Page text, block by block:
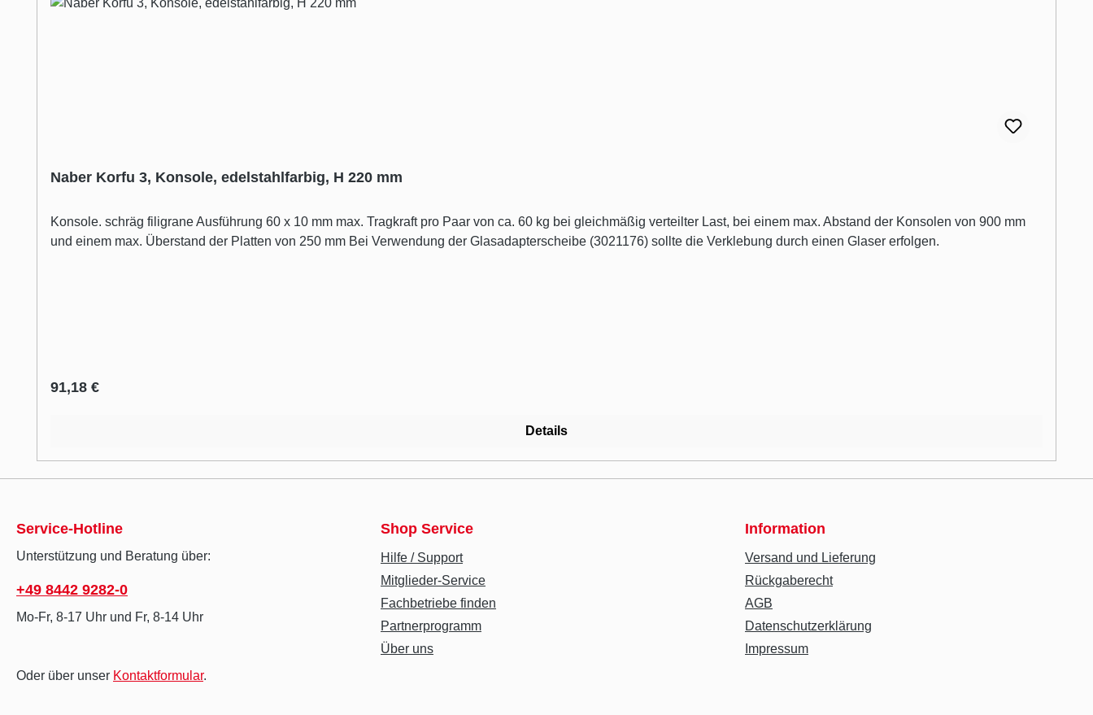
Naber Korfu 3, Konsole, edelstahlfarbig, H 220 mm
Konsole. schräg filigrane Ausführung 60 x 10 mm max. Tragkraft pro Paar von ca. 60 kg bei gleichmäßig verteilter Last, bei einem max. Abstand der Konsolen von 900 mm
und einem max. Überstand der Platten von 250 mm Bei Verwendung der Glasadapterscheibe (3021176) sollte die Verklebung durch einen Glaser erfolgen.
Regulärer Preis:
91,18 €
Details
Service-Hotline
Unterstützung und Beratung über:
+49 8442 9282-0
Mo-Fr, 8-17 Uhr und Fr, 8-14 Uhr
Oder über unser Kontaktformular.
Shop Service
Hilfe / Support
Mitglieder-Service
Fachbetriebe finden
Partnerprogramm
Über uns
Information
Versand und Lieferung
Rückgaberecht
AGB
Datenschutzerklärung
Impressum